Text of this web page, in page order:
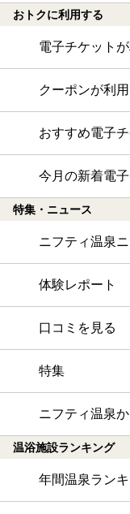
おトクに利用する
電子チケット
クーポンが利
おすすめ電子
今月の新着電
特集・ニュース
ニフティ温泉
体験レポート
口コミを見る
特集
ニフティ温泉
温浴施設ランキング
年間温泉ラン